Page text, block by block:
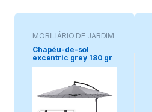
MOBILIÁRIO DE JARDIM
Chapéu-de-sol
excentric grey 180 gr
/ m² altura máxima 3